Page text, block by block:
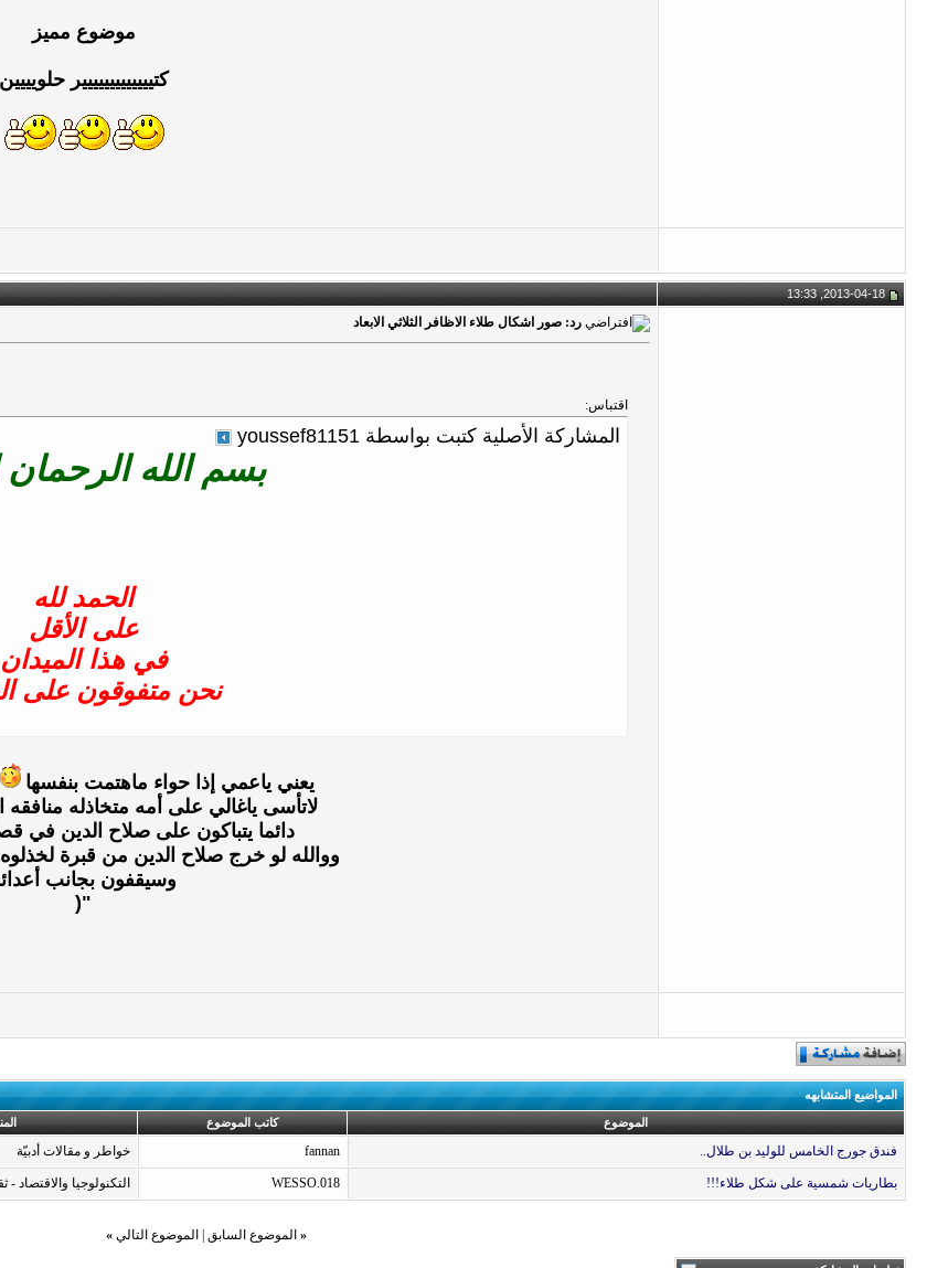
موضوع مميز
كتييييييييييييير حلويييين
2013-04-18, 13:33
رد: صور اشكال طلاء الاظافر الثلاثي الابعاد
اقتباس:
المشاركة الأصلية كتبت بواسطة youssef81151
بسم الله الرحمان
الحمد لله
على الأقل
في هذا الميدان
نحن متفوقون على
يعني ياعمي إذا حواء ماهتمت بنفسها
لاتأسى ياغالي على أمه متخاذله منافقه
دائما يتباكون على صلاح الدين في
ووالله لو خرج صلاح الدين من قبرة لخذلوه
وسيقفون بجانب
"(
المواضيع المتشابهه
الموضوع كاتب الموضوع
فندق جورج الخامس للوليد بن طلال.. fannan خواطر و مقالات أدبيّة
بطاريات شمسية على شكل طلاء!!! WESSO.018 التكنولوجيا والاقتصاد -
« الموضوع السابق الموضوع التالي »